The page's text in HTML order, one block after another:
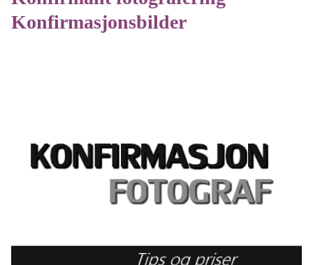
Konfirmasjonsbilder